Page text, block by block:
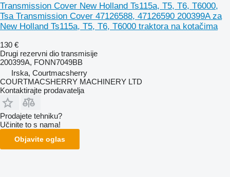
Transmission Cover New Holland Ts115a, T5, T6, T6000,
Tsa Transmission Cover 47126588, 47126590 200399A za
New Holland Ts115a, T5, T6, T6000 traktora na kotačima
130 €
Drugi rezervni dio transmisije
200399A, FONN7049BB
Irska, Courtmacsherry
COURTMACSHERRY MACHINERY LTD
Kontaktirajte prodavatelja
Prodajete tehniku?
Učinite to s nama!
Objavite oglas